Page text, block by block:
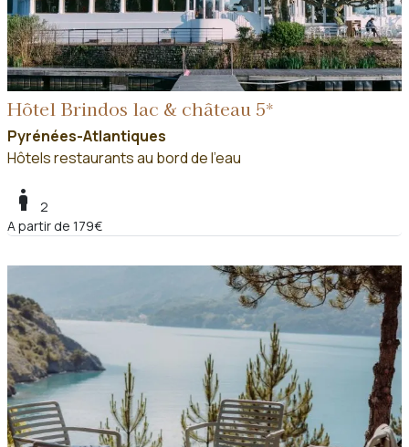
Hôtel Brindos lac & château 5*
Pyrénées-Atlantiques
Hôtels restaurants au bord de l'eau
boy
2
A partir de 179€